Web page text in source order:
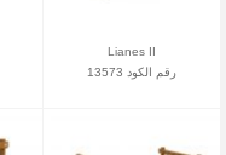
Lianes II
رقم الكود 13573